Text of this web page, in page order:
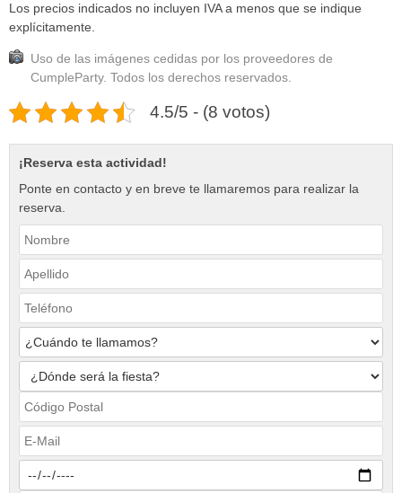
¡Reserva esta actividad!
Ponte en contacto y en breve te llamaremos para realizar la
reserva.
Los precios indicados no incluyen IVA a menos que se indique
explícitamente.
Uso de las imágenes cedidas por los proveedores de
CumpleParty. Todos los derechos reservados.
4.5/5 - (8 votos)